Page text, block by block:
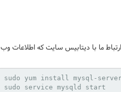
میرسد که یکی از محبوب‌ترین سیستم‌ مدیریت پایگاه‌داده‌های جهان است. MySQL ارتباط ما با دیتابیس سایت که اطلاعات وب
sudo yum install mysql-
sudo service mysqld start